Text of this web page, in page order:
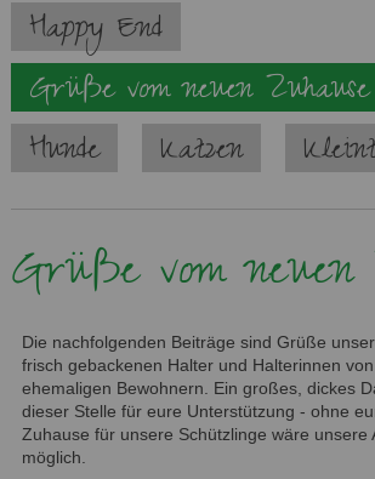
Navigation
überspringen
Happy End
Grüße vom neuen Zuhause
Hunde
Katzen
Grüße vom neuen
Die nachfolgenden Beiträge sind Grüße
frisch gebackenen Halter und Halterinnen
ehemaligen Bewohnern. Ein großes, dickes
dieser Stelle für eure Unterstützung - ohne
Zuhause für unsere Schützlinge wäre unsere
möglich.